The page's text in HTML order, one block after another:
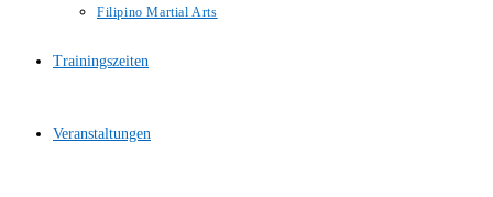
Filipino Martial Arts
Trainingszeiten
Veranstaltungen